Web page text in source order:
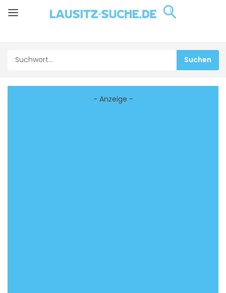
- Anzeige -